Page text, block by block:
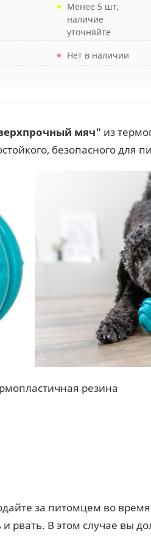
Менее 5 шт,
наличие
уточняйте
Нет в наличии
мяч" из
безопасного для
резина
за питомцем во
рвать. В этом случае вы